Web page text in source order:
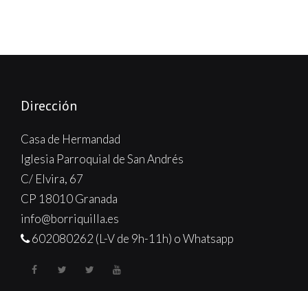
Dirección
Casa de Hermandad
Iglesia Parroquial de San Andrés
C/ Elvira, 67
CP 18010 Granada
info@borriquilla.es
602080262 (L-V de 9h-11h) o Whatsapp